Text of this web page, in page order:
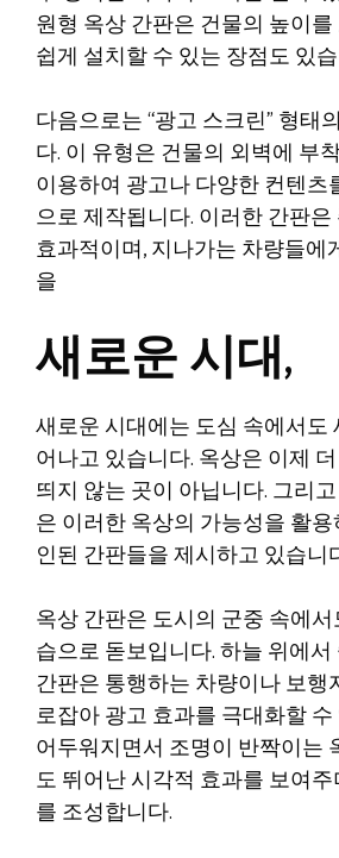
원형 옥상 간판은 건물의 높이
쉽게 설치할 수 있는 장점도 있
다음으로는 “광고 스크린” 형태
다. 이 유형은 건물의 외벽에 부
이용하여 광고나 다양한 컨텐츠
으로 제작됩니다. 이러한 간판
효과적이며, 지나가는 차량들에
을
새로운 시대,
새로운 시대에는 도심 속에서도
어나고 있습니다. 옥상은 이제
띄지 않는 곳이 아닙니다. 그리
은 이러한 옥상의 가능성을 활
인된 간판들을 제시하고 있습니
옥상 간판은 도시의 군중 속에
습으로 돋보입니다. 하늘 위에
간판은 통행하는 차량이나 보행
로잡아 광고 효과를 극대화할
어두워지면서 조명이 반짝이는
도 뛰어난 시각적 효과를 보여
를 조성합니다.